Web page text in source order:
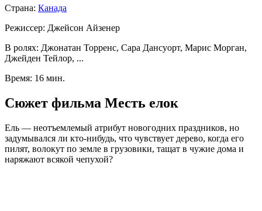
Страна: Канада
Режиссер: Джейсон Айзенер
В ролях: Джонатан Торренс, Сара Дансуорт, Марис Морган,
Джейден Тейлор, ...
Время: 16 мин.
Сюжет фильма Месть елок
Ель — неотъемлемый атрибут новогодних праздников, но
задумывался ли кто-нибудь, что чувствует дерево, когда его
пилят, волокут по земле в грузовики, тащат в чужие дома и
наряжают всякой чепухой?